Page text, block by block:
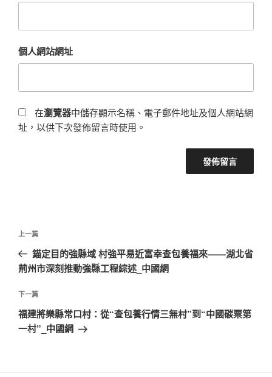
個人網站網址
在瀏覽器中儲存顯示名稱、電子郵件地址及個人網站網
址，以供下次發佈留言時使用。
文
導
覽
上
一
篇
章
上一篇
錨定目的強縣域 村強平易近富幸查包養福來——湖北省
荊州市深刻推動強縣工程綜述_中國網
下
一
篇
下一篇
福建將樂縣常口村：從“查包養行情三無村”到“中國碳票第
一村”_中國網